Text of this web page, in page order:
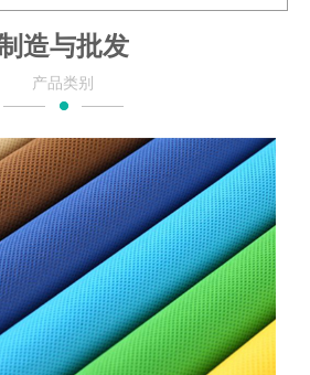
造与批发
产品类别